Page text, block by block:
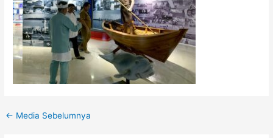
← Media Sebelumnya